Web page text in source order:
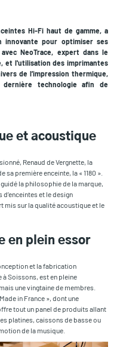
Hi-Fi haut de gamme, a
pour optimiser ses
NeoTrace, expert dans le
et l'utilisation des imprimantes
de l’impression thermique,
dernière technologie afin de
et acoustique
Renaud de Vergnette, la
première enceinte, la « 1180 ».
la philosophie de la marque,
et le design
mis sur la qualité acoustique et le
en plein essor
et la fabrication
à Soissons, est en pleine
une vingtaine de membres.
in France », dont une
tout un panel de produits allant
platines, caissons de basse ou
de la musique.